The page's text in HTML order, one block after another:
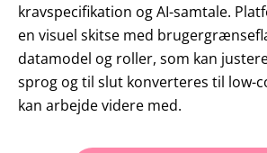
kravspecifikation og AI-samtale.
en visuel skitse med
datamodel og roller, som kan
sprog og til slut konverteres til low-
kan arbejde videre med.